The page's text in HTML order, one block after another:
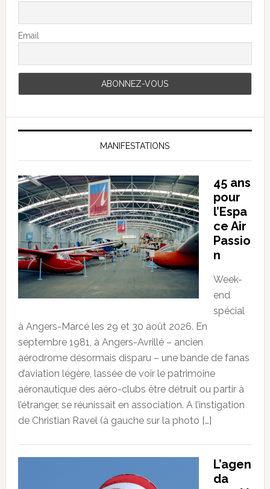
Email
MANIFESTATIONS
45 ans
pour
l’Espa
ce Air
Passio
n
Week-
end
spécial
à Angers-Marcé les 29 et 30 août 2026. En
septembre 1981, à Angers-Avrillé – ancien
aérodrome désormais disparu – une bande de fanas
d’aviation légère, lassée de voir le patrimoine
aéronautique des aéro-clubs être détruit ou partir à
l’étranger, se réunissait en association. A l’instigation
de Christian Ravel (à gauche sur la photo […]
L’agen
da